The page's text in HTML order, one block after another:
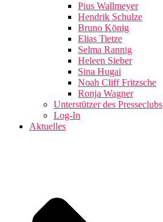
Pius Wallmeyer
Hendrik Schulze
Bruno König
Elias Tietze
Selma Rannig
Heleen Sieber
Sina Hugai
Noah Cliff Fritzsche
Ronja Wagner
Unterstützer des Presseclubs
Log-In
Aktuelles